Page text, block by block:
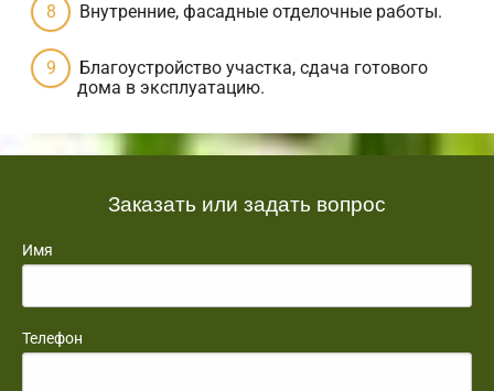
Внутренние, фасадные отделочные работы.
Благоустройство участка, сдача готового
дома в эксплуатацию.
Заказать или задать вопрос
Имя
Телефон